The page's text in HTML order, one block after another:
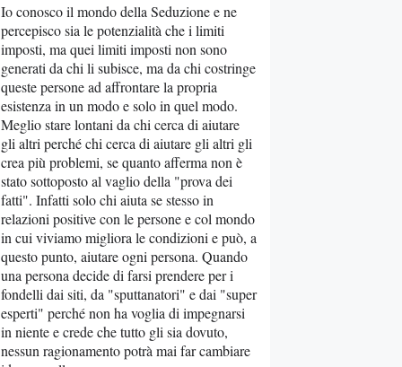
Io conosco il mondo della Seduzione e ne
percepisco sia le potenzialità che i limiti
imposti, ma quei limiti imposti non sono
generati da chi li subisce, ma da chi costringe
queste persone ad affrontare la propria
esistenza in un modo e solo in quel modo.
Meglio stare lontani da chi cerca di aiutare
gli altri perché chi cerca di aiutare gli altri gli
crea più problemi, se quanto afferma non è
stato sottoposto al vaglio della "prova dei
fatti". Infatti solo chi aiuta se stesso in
relazioni positive con le persone e col mondo
in cui viviamo migliora le condizioni e può, a
questo punto, aiutare ogni persona. Quando
una persona decide di farsi prendere per i
fondelli dai siti, da "sputtanatori" e dai "super
esperti" perché non ha voglia di impegnarsi
in niente e crede che tutto gli sia dovuto,
nessun ragionamento potrà mai far cambiare